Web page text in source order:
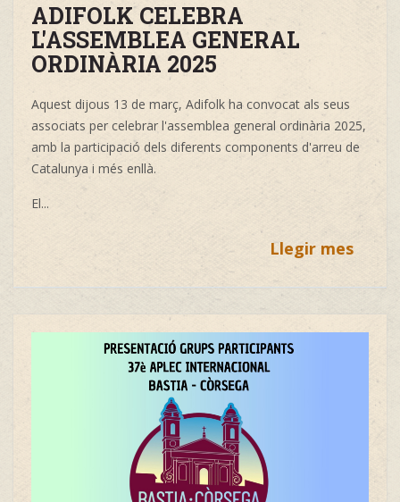
ADIFOLK CELEBRA
L'ASSEMBLEA GENERAL
ORDINÀRIA 2025
Aquest dijous 13 de març, Adifolk ha convocat als seus
associats per celebrar l'assemblea general ordinària 2025,
amb la participació dels diferents components d'arreu de
Catalunya i més enllà.
El...
Llegir mes